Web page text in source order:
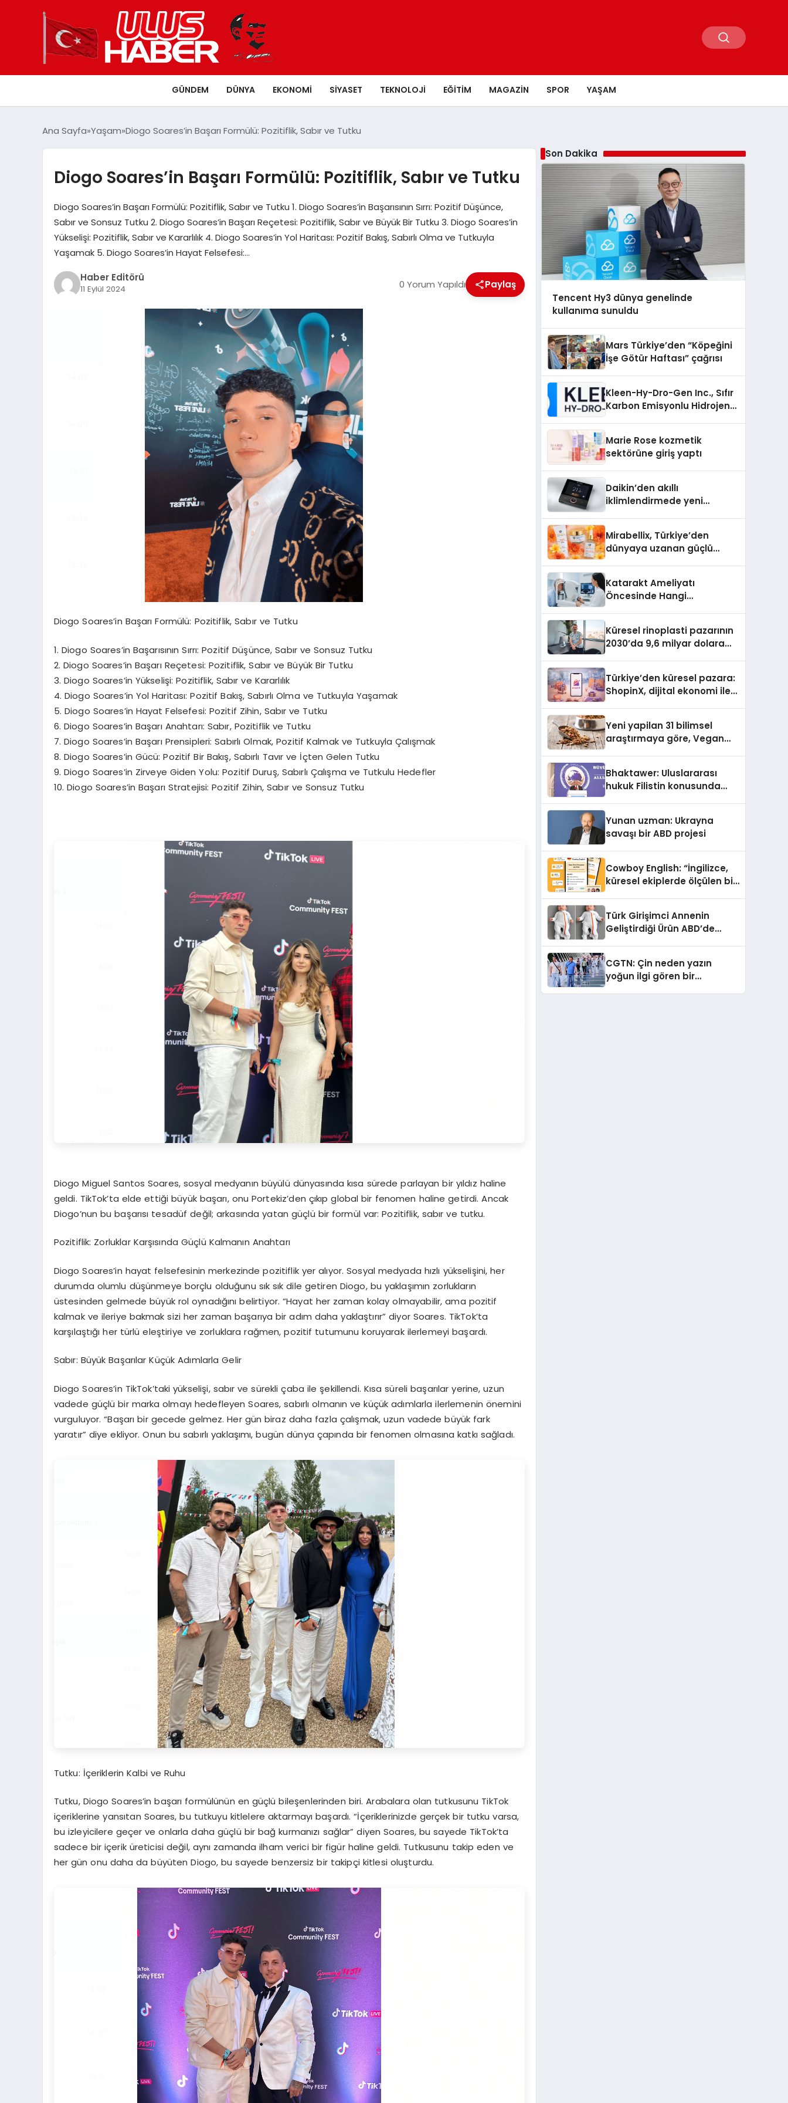
GÜNDEM DÜNYA EKONOMI SIYASET TEKNOLOJI EĞITIM MAGAZIN SPOR YAŞAM
Ana Sayfa Yaşam Diogo Soares’in Başarı Formülü: Pozitiflik, Sabır ve Tutku
Diogo Soares’in Başarı Formülü: Pozitiflik, Sabır ve Tutku
Diogo Soares’in Başarı Formülü: Pozitiflik, Sabır ve Tutku 1. Diogo Soares’in Başarısının Sırrı: Pozitif Düşünce,
Sabır ve Sonsuz Tutku 2. Diogo Soares’in Başarı Reçetesi: Pozitiflik, Sabır ve Büyük Bir Tutku 3. Diogo Soares’in
Yükselişi: Pozitiflik, Sabır ve Kararlılık 4. Diogo Soares’in Yol Haritası: Pozitif Bakış, Sabırlı Olma ve Tutkuyla
Yaşamak 5. Diogo Soares’in Hayat Felsefesi:…
Haber Editörü
11 Eylül 2024 0 Yorum Yapıldı Paylaş
Diogo Soares’in Başarı Formülü: Pozitiflik, Sabır ve Tutku
1. Diogo Soares’in Başarısının Sırrı: Pozitif Düşünce, Sabır ve Sonsuz Tutku
2. Diogo Soares’in Başarı Reçetesi: Pozitiflik, Sabır ve Büyük Bir Tutku
3. Diogo Soares’in Yükselişi: Pozitiflik, Sabır ve Kararlılık
4. Diogo Soares’in Yol Haritası: Pozitif Bakış, Sabırlı Olma ve Tutkuyla Yaşamak
5. Diogo Soares’in Hayat Felsefesi: Pozitif Zihin, Sabır ve Tutku
6. Diogo Soares’in Başarı Anahtarı: Sabır, Pozitiflik ve Tutku
7. Diogo Soares’in Başarı Prensipleri: Sabırlı Olmak, Pozitif Kalmak ve Tutkuyla Çalışmak
8. Diogo Soares’in Gücü: Pozitif Bir Bakış, Sabırlı Tavır ve İçten Gelen Tutku
9. Diogo Soares’in Zirveye Giden Yolu: Pozitif Duruş, Sabırlı Çalışma ve Tutkulu Hedefler
10. Diogo Soares’in Başarı Stratejisi: Pozitif Zihin, Sabır ve Sonsuz Tutku
Diogo Miguel Santos Soares, sosyal medyanın büyülü dünyasında kısa sürede parlayan bir yıldız haline
geldi. TikTok’ta elde ettiği büyük başarı, onu Portekiz’den çıkıp global bir fenomen haline getirdi. Ancak
Diogo’nun bu başarısı tesadüf değil; arkasında yatan güçlü bir formül var: Pozitiflik, sabır ve tutku.
Pozitiflik: Zorluklar Karşısında Güçlü Kalmanın Anahtarı
Diogo Soares’in hayat felsefesinin merkezinde pozitiflik yer alıyor. Sosyal medyada hızlı yükselişini, her
durumda olumlu düşünmeye borçlu olduğunu sık sık dile getiren Diogo, bu yaklaşımın zorlukların
üstesinden gelmede büyük rol oynadığını belirtiyor. “Hayat her zaman kolay olmayabilir, ama pozitif
kalmak ve ileriye bakmak sizi her zaman başarıya bir adım daha yaklaştırır” diyor Soares. TikTok’ta
karşılaştığı her türlü eleştiriye ve zorluklara rağmen, pozitif tutumunu koruyarak ilerlemeyi başardı.
Sabır: Büyük Başarılar Küçük Adımlarla Gelir
Diogo Soares’in TikTok’taki yükselişi, sabır ve sürekli çaba ile şekillendi. Kısa süreli başarılar yerine, uzun
vadede güçlü bir marka olmayı hedefleyen Soares, sabırlı olmanın ve küçük adımlarla ilerlemenin önemini
vurguluyor. “Başarı bir gecede gelmez. Her gün biraz daha fazla çalışmak, uzun vadede büyük fark
yaratır” diye ekliyor. Onun bu sabırlı yaklaşımı, bugün dünya çapında bir fenomen olmasına katkı sağladı.
Tutku: İçeriklerin Kalbi ve Ruhu
Tutku, Diogo Soares’in başarı formülünün en güçlü bileşenlerinden biri. Arabalara olan tutkusunu TikTok
içeriklerine yansıtan Soares, bu tutkuyu kitlelere aktarmayı başardı. “İçeriklerinizde gerçek bir tutku varsa,
bu izleyicilere geçer ve onlarla daha güçlü bir bağ kurmanızı sağlar” diyen Soares, bu sayede TikTok’ta
sadece bir içerik üreticisi değil, aynı zamanda ilham verici bir figür haline geldi. Tutkusunu takip eden ve
her gün onu daha da büyüten Diogo, bu sayede benzersiz bir takipçi kitlesi oluşturdu.
Son Dakika
Tencent Hy3 dünya genelinde
kullanıma sunuldu
Mars Türkiye’den “Köpeğini
İşe Götür Haftası” çağrısı
Kleen-Hy-Dro-Gen Inc., Sıfır
Karbon Emisyonlu Hidrojen
Aldı
Marie Rose kozmetik
sektörüne giriş yaptı
Daikin’den akıllı
iklimlendirmede yeni
Mirabellix, Türkiye’den
dünyaya uzanan güçlü
Katarakt Ameliyatı
Öncesinde Hangi
Küresel rinoplasti pazarının
2030’da 9,6 milyar dolara
Türkiye’den küresel pazara:
ShopinX, dijital ekonomi ile
Yeni yapilan 31 bilimsel
araştırmaya göre, Vegan
Sindirildiğini Ortaya Koydu
Bhaktawer: Uluslararası
hukuk Filistin konusunda
Yunan uzman: Ukrayna
savaşı bir ABD projesi
Cowboy English: “İngilizce,
küresel ekiplerde ölçülen bir
Türk Girişimci Annenin
Geliştirdiği Ürün ABD’de
Açısı Getiriyor.
CGTN: Çin neden yazın
yoğun ilgi gören bir